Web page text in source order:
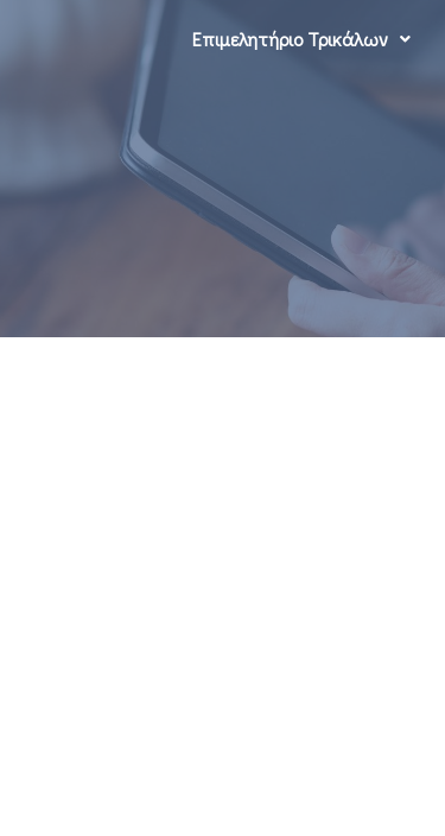
Επιμελητήριο Τρικάλων